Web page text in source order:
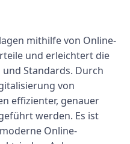
mithilfe von Online-
und erleichtert die
Standards. Durch
von
effizienter, genauer
werden. Es ist
Online-